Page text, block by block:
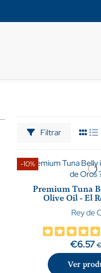
Filtrar
-10%
Premium Tuna
Olive Oil - El
Rey de
€6.57
Ver